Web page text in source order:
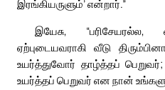
இரங்கியருளும்’ என்றார்.”
இயேசு, “பரிசேயரல்ல,
ஏற்புடையவராகி வீடு
உயர்த்துவோர் தாழ்த்தப்
உயர்த்தப் பெறுவர் என நான்